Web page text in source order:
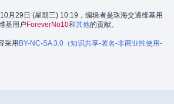
月29日 (星期三) 10:19，编辑者是珠海交通维基用
基用户ForeverNo10和其他的贡献。
采用BY-NC-SA 3.0（知识共享-署名-非商业性使用-